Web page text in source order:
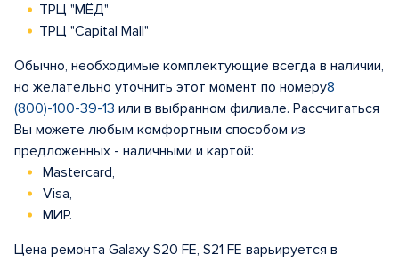
ТРЦ "МЁД"
ТРЦ "Capital Mall"
Обычно, необходимые комплектующие всегда в наличии,
но желательно уточнить этот момент по номеру8
(800)-100-39-13 или в выбранном филиале. Рассчитаться
Вы можете любым комфортным способом из
предложенных - наличными и картой:
Mastercard,
Visa,
МИР.
Цена ремонта Galaxy S20 FE, S21 FE варьируется в